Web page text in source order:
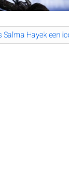
Hayek een